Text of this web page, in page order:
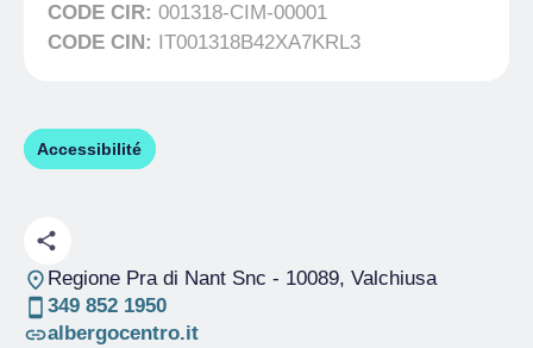
CODE CIR: 001318-CIM-00001
CODE CIN: IT001318B42XA7KRL3
Accessibilité
Regione Pra di Nant Snc - 10089, Valchiusa
349 852 1950
albergocentro.it